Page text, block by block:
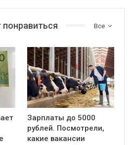
Все
Зарплаты до 5000
рублей. Посмотрели,
какие вакансии